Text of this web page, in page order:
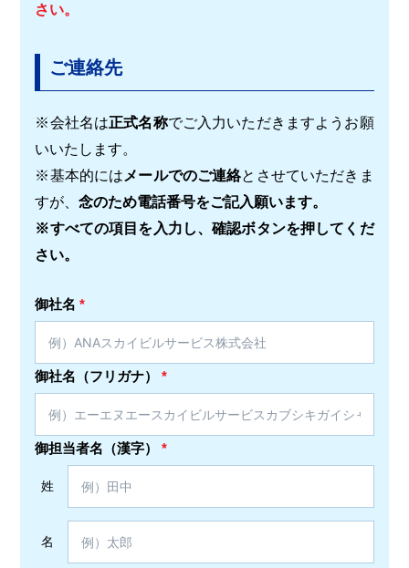
さい。
ご連絡先
※会社名は正式名称でご入力いただきますようお願
いいたします。
※基本的には メールでのご連絡とさせていただきま
すが、念のため電話番号をご記入願います。
※すべての項目を入力し、確認ボタンを押してくだ
さい。
御社名 *
御社名（フリガナ） *
御担当者名（漢字） *
姓
名